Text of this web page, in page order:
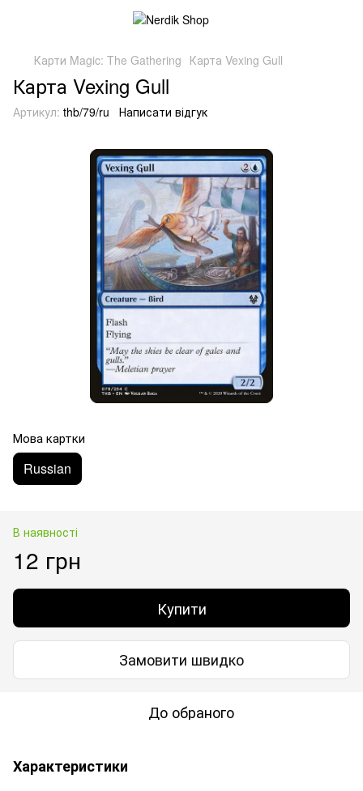
Карти Magic: The Gathering Карта Vexing Gull
Карта Vexing Gull
Артикул: thb/79/ru Написати відгук
Мова картки
Russian
В наявності
12 грн
Купити
Замовити швидко
До обраного
Характеристики